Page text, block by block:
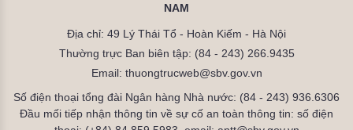
NAM
Địa chỉ: 49 Lý Thái Tổ - Hoàn Kiếm - Hà Nội
Thường trực Ban biên tập: (84 - 243) 266.9435
Email: thuongtrucweb@sbv.gov.vn
Số điện thoại tổng đài Ngân hàng Nhà nước: (84 - 243) 936.6306
Đầu mối tiếp nhận thông tin về sự cố an toàn thông tin: số điện